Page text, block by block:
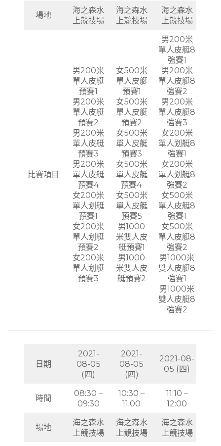
場地
海之森水
上競技場
海之森水
上競技場
海之森水
上競技場
比賽項目
男200米
單人皮艇
預賽1
男200米
單人皮艇
預賽2
男200米
單人皮艇
預賽3
男200米
單人皮艇
預賽4
女200米
單人划艇
預賽1
女200米
單人划艇
預賽2
女200米
單人划艇
預賽3
女500米
單人皮艇
預賽1
女500米
單人皮艇
預賽2
女500米
單人皮艇
預賽3
女500米
單人皮艇
預賽4
女500米
單人皮艇
預賽5
男1000
米雙人皮
艇預賽1
男1000
米雙人皮
艇預賽2
男200米
單人皮艇8
強賽1
男200米
單人皮艇8
強賽2
男200米
單人皮艇8
強賽3
女200米
單人划艇8
強賽1
女200米
單人划艇8
強賽2
女500米
單人皮艇8
強賽1
女500米
單人皮艇8
強賽2
男1000米
雙人皮艇8
強賽1
男1000米
雙人皮艇8
強賽2
日期
2021-
08-05
(四)
2021-
08-05
(四)
2021-08-
05 (四)
時間
08:30 –
09:30
10:30 –
11:00
11:10 –
12:00
場地
海之森水
上競技場
海之森水
上競技場
海之森水
上競技場